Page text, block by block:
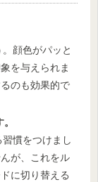
顔色がパッと
を与えられま
のも効果的で
慣をつけまし
が、これをル
に切り替える